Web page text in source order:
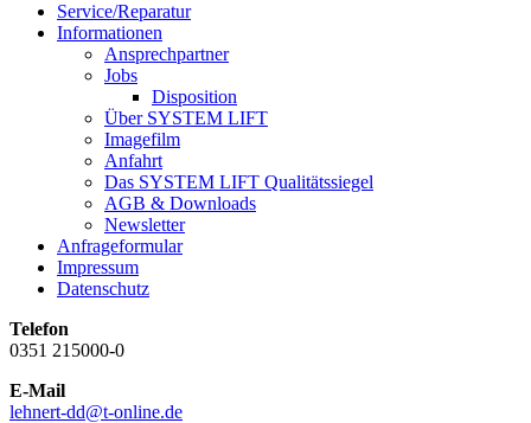
Service/Reparatur
Informationen
Ansprechpartner
Jobs
Disposition
Über SYSTEM LIFT
Imagefilm
Anfahrt
Das SYSTEM LIFT Qualitätssiegel
AGB & Downloads
Newsletter
Anfrageformular
Impressum
Datenschutz
Telefon
0351 215000-0
E-Mail
lehnert-dd@t-online.de